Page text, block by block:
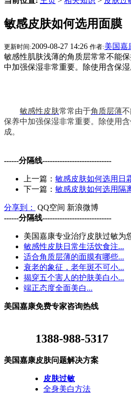
敏感皮肤如何选用面膜
更新时间:2009-08-27 14:26 作者:美国嘉
敏感性肌肤浅薄的角质层常常不能
中加强保湿非常重要。除使用含保
敏感性皮肤常常由于角质层薄
保养中加强保湿非常重要。除使用
成。
------分隔线----------------------------
上一篇： 敏感皮肤如何选用日
下一篇： 敏感皮肤如何选用隔
分享到： QQ空间 新浪微博
------分隔线----------------------------
美国嘉康专业治疗皮肤过敏为
敏感性皮肤日常生活饮食注...
适合角质层薄的面膜有哪些...
衰老的象征，老年斑不可小...
揭穿五个害人的护肤美白小...
端正态度全面美白...
美国嘉康免费专家咨询热线
1388-988-5317
美国嘉康皮肤问题解决方案
皮肤过敏
全身美白方法